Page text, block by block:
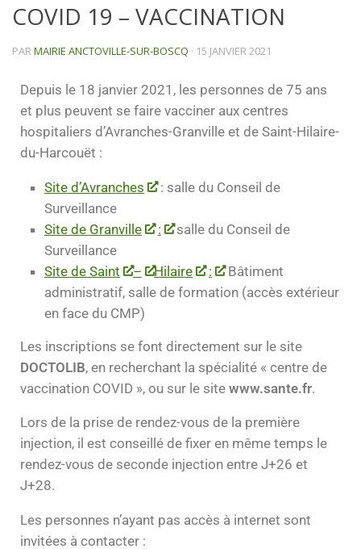
COVID 19 – VACCINATION
PARMAIRIE ANCTOVILLE-SUR-BOSCQ · 15 JANVIER 2021
Depuis le 18 janvier 2021, les personnes de 75 ans
et plus peuvent se faire vacciner aux centres
hospitaliers d’Avranches-Granville et de Saint-Hilaire-
du-Harcouët :
Site d’Avranches
: salle du Conseil de
Surveillance
Site de Granville
:
salle du Conseil de
Surveillance
Site de Saint
– Hilaire :
Bâtiment
administratif, salle de formation (accès extérieur
en face du CMP)
Les inscriptions se font directement sur le site
DOCTOLIB, en recherchant la spécialité « centre de
vaccination COVID », ou sur le site www.sante.fr.
Lors de la prise de rendez-vous de la première
injection, il est conseillé de fixer en même temps le
rendez-vous de seconde injection entre J+26 et
J+28.
Les personnes n’ayant pas accès à internet sont
invitées à contacter :